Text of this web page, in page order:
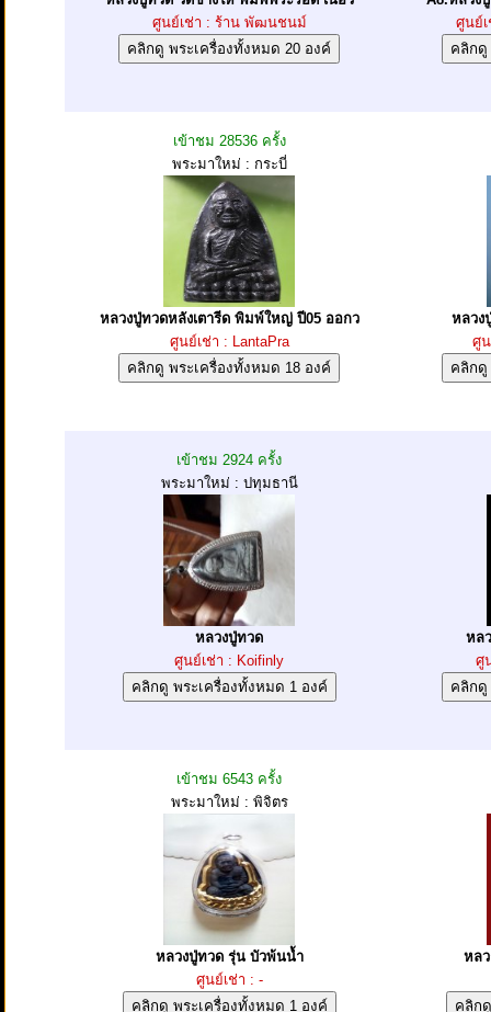
ศูนย์เช่า : ร้าน พัฒนชนม์
ศูนย์
เข้าชม 28536 ครั้ง
พระมาใหม่ : กระบี่
หลวงปู่ทวดหลังเตารีด พิมพ์ใหญ่ ปี05 ออกว
ศูนย์เช่า : LantaPra
หลวง
ศู
เข้าชม 2924 ครั้ง
พระมาใหม่ : ปทุมธานี
หลวงปู่ทวด
ศูนย์เช่า : Koifinly
หล
ศู
เข้าชม 6543 ครั้ง
พระมาใหม่ : พิจิตร
หลวงปู่ทวด รุ่น บัวพ้นน้ำ
ศูนย์เช่า : -
หลว